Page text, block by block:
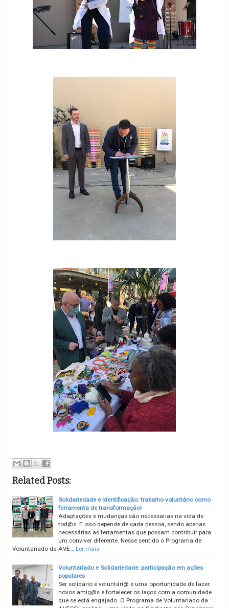
Related Posts:
Solidariedade e Identificação: trabalho voluntário como
ferramenta de transformação!
Adaptações e mudanças são necessárias na vida de
tod@s. E isso depende de cada pessoa, sendo apenas
necessárias as ferramentas que possam contribuir para
um conviver diferente. Nesse sentido o Programa de
Voluntariado da AVE… Ler mais
Voluntariado e Solidariedade: participação em ações
populares
Ser solidário e voluntári@ é uma oportunidade de fazer
novos amig@s e fortalecer os laços com a comunidade
que se está engajado. O Programa de Voluntariado da